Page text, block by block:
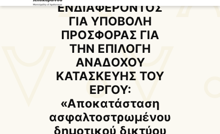
Ανακοινώσεις
Δελτία Τύπου
Δημοπρασίες
Προκηρύξεις
Προκηρ. Δημ. Συμβάσεων
Σύμβουλοι
Δημοτικό Συμβούλιο
Δημοτική Επιτροπή
ΕΝΔΙΑΦΕΡΟΝΤΟΣ
ΓΙΑ ΥΠΟΒΟΛΗ
ΠΡΟΣΦΟΡΑΣ ΓΙΑ
ΤΗΝ ΕΠΙΛΟΓΗ
ΑΝΑΔΟΧΟΥ
ΚΑΤΑΣΚΕΥΗΣ ΤΟΥ
ΕΡΓΟΥ:
«Αποκατάσταση
ασφαλτοστρωμένου
δημοτικού δικτύου